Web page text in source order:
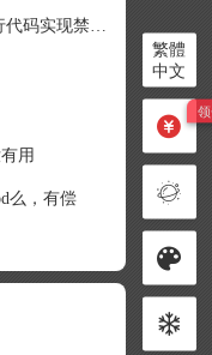
任务、禁商人库存
用
么，有偿
繁體
中文